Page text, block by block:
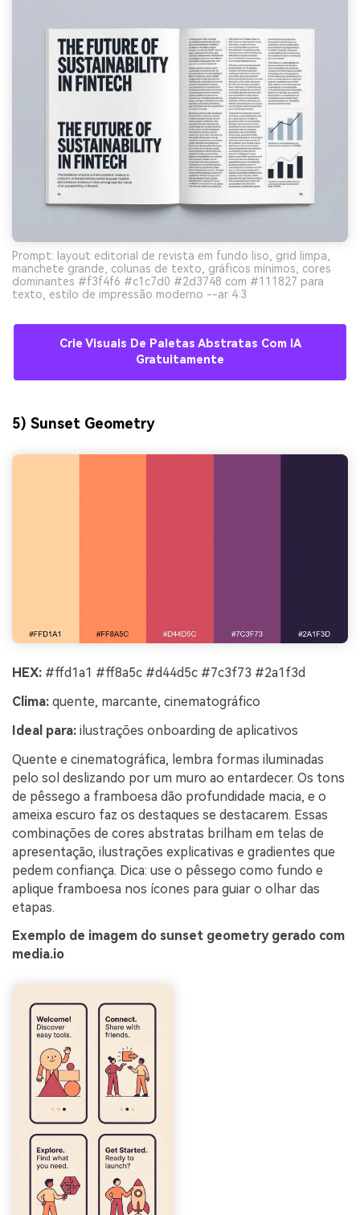
Prompt: layout editorial de revista em fundo liso, grid limpa,
manchete grande, colunas de texto, gráficos mínimos, cores
dominantes #f3f4f6 #c1c7d0 #2d3748 com #111827 para
texto, estilo de impressão moderno --ar 4:3
Crie Visuais De Paletas Abstratas Com IA
Gratuitamente
5) Sunset Geometry
HEX: #ffd1a1 #ff8a5c #d44d5c #7c3f73 #2a1f3d
Clima: quente, marcante, cinematográfico
Ideal para: ilustrações onboarding de aplicativos
Quente e cinematográfica, lembra formas iluminadas
pelo sol deslizando por um muro ao entardecer. Os tons
de pêssego a framboesa dão profundidade macia, e o
ameixa escuro faz os destaques se destacarem. Essas
combinações de cores abstratas brilham em telas de
apresentação, ilustrações explicativas e gradientes que
pedem confiança. Dica: use o pêssego como fundo e
aplique framboesa nos ícones para guiar o olhar das
etapas.
Exemplo de imagem do sunset geometry gerado com
media.io